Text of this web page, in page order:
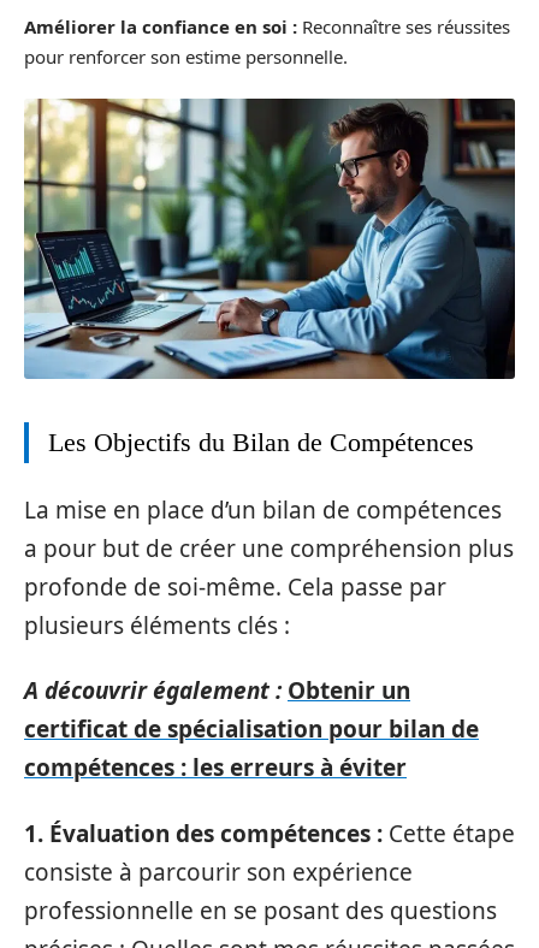
Améliorer la confiance en soi : Reconnaître ses réussites
pour renforcer son estime personnelle.
Les Objectifs du Bilan de Compétences
La mise en place d’un bilan de compétences
a pour but de créer une compréhension plus
profonde de soi-même. Cela passe par
plusieurs éléments clés :
A découvrir également : Obtenir un
certificat de spécialisation pour bilan de
compétences : les erreurs à éviter
1. Évaluation des compétences : Cette étape
consiste à parcourir son expérience
professionnelle en se posant des questions